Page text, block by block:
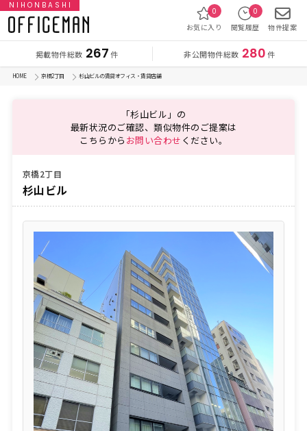
NIHONBASHI
掲載物件総数 267 件 非公開物件総数 280 件
お気に入り
0
閲覧履歴
0
物件提案
HOME 京橋2丁目 杉山ビルの賃貸オフィス・賃貸店舗
「杉山ビル」の
最新状況のご確認、類似物件のご提案は
こちらから お問い合わせ ください。
京橋2丁目
杉山ビル